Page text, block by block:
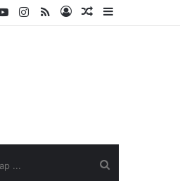
Kenar
Rastgele
Kayıt
RSS
Instagram
YouTube